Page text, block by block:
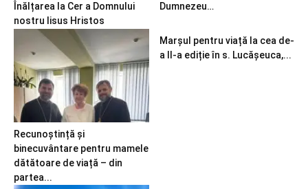
Înălțarea la Cer a Domnului
nostru Iisus Hristos
Dumnezeu…
Recunoștință și
binecuvântare pentru mamele
dătătoare de viață – din
partea...
Marșul pentru viață la cea de-
a II-a ediție în s. Lucășeuca,...